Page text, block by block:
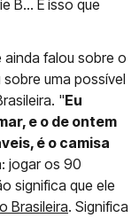
B… É isso que
falou sobre o
uma possível
"Eu
e o de ontem
é o camisa
jogar os 90
significa que ele
Brasileira. Significa